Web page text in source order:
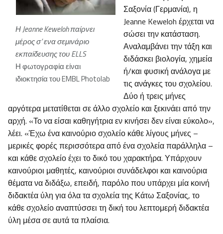
Η Jeanne Keweloh παίρνει
μέρος σ’ ενα σεμινάριο
εκπαίδευσης του ELLS
Η φωτογραφία είναι
ιδιοκτησία του EMBL Photolab
Σαξονία (Γερμανία), η
Jeanne Keweloh έρχεται να
σώσει την κατάσταση.
Αναλαμβάνει την τάξη και
διδάσκει βιολογία, χημεία
ή/και φυσική ανάλογα με
τις ανάγκες του σχολείου.
Δύο ή τρεις μήνες
αργότερα μετατίθεται σε άλλο σχολείο και ξεκινάει από την
αρχή. «Το να είσαι καθηγήτρια εν κινήσει δεν είναι εύκολο»,
λέει. «Έχω ένα καινούριο σχολείο κάθε λίγους μήνες –
μερικές φορές περισσότερα από ένα σχολεία παράλληλα –
και κάθε σχολείο έχει το δικό του χαρακτήρα. Υπάρχουν
καινούριοι μαθητές, καινούριοι συνάδελφοι και καινούρια
θέματα να διδάξω, επειδή, παρόλο που υπάρχει μία κοινή
διδακτέα ύλη για όλα τα σχολεία της Κάτω Σαξονίας, το
κάθε σχολείο αναπτύσσει τη δική του λεπτομερή διδακτέα
ύλη μέσα σε αυτά τα πλαίσια.